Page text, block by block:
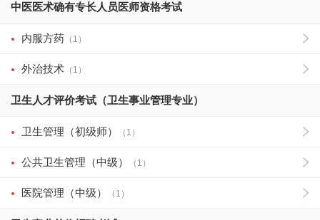
中医医术确有专长人员医师资格考试
内服方药 （1）
外治技术 （1）
卫生人才评价考试（卫生事业管理专业）
卫生管理（初级师） （1）
公共卫生管理（中级） （1）
医院管理（中级） （1）